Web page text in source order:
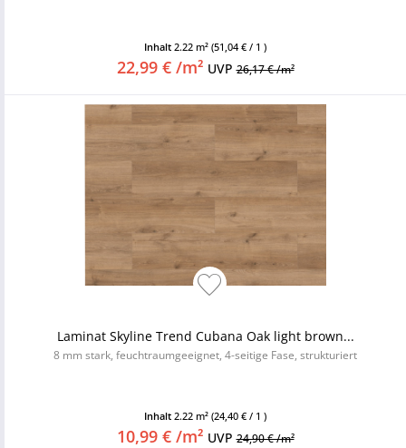
Inhalt 2.22 m² (51,04 € / 1 )
22,99 € /m² UVP26,17 € /m²
Laminat Skyline Trend Cubana Oak light brown...
8 mm stark, feuchtraumgeeignet, 4-seitige Fase, strukturiert
Inhalt 2.22 m² (24,40 € / 1 )
10,99 € /m² UVP24,90 € /m²